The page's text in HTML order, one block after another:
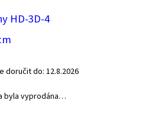
HD-3D-4
doručit do:12.8.2026
byla vyprodána…